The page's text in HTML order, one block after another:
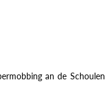
an de